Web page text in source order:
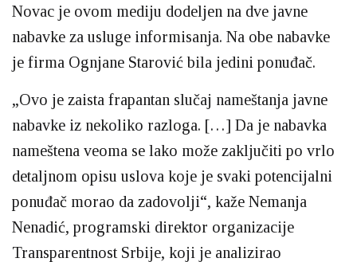
Novac je ovom mediju dodeljen na dve javne
nabavke za usluge informisanja. Na obe nabavke
je firma Ognjane Starović bila jedini ponuđač.
„Ovo je zaista frapantan slučaj nameštanja javne
nabavke iz nekoliko razloga. […] Da je nabavka
nameštena veoma se lako može zaključiti po vrlo
detaljnom opisu uslova koje je svaki potencijalni
ponuđač morao da zadovolji“, kaže Nemanja
Nenadić, programski direktor organizacije
Transparentnost Srbije, koji je analizirao